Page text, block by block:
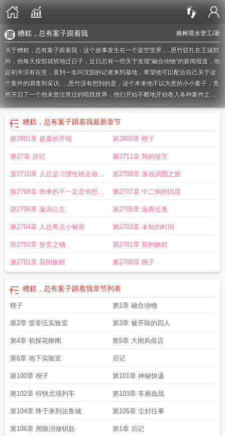
株树塔水管工/著
糟糕，总有案子跟着我
关于糟糕，总有案子跟着我：这个故事发生在一个架空世界......恩竹驻扎在王城郊
外，他每天按部就班地过日子，近日总有一些关于发现“融合动物”的新闻报道，他
起初并没有在意，直到一名叫沈韶的记者来到基地，希望他可以配合自己关于这
个案件的调查和采访......恩竹没有想到的是，这个本来他不以为意的小小案子，竟
然开启了一个他未曾注意过的暗线世界，他们开始不断地开始卷入各种案件之
中，并且这一切让他不得不正视自己虽然日常、但其实早就陷在算计环节之中的
糟糕的事情总会过去说说 糟糕总会过去
糕 糟糕的日子总有尽头
的日子总会有尽头糟糕的总会过去 糟糕的事总会过去
糟糕，总有案子跟着我最新章节
第2801章 盛夏的开端 第2800章 楔子
第27章 后记 第2711章 我的珍宝
第2710章 人总是习惯性地去做自
己擅长的事
第2709章 落地涡国之旅
第2708章 盼来的不一定是你想要
的
第2707章 中二病的国度
第2706章 漩涡公主 第2705章 远香近臭
第2704章 人总有点小秘密 第2703章 未知的时间
第2702章 珍贵之物 第2701章 新的旅程
第2701章 新的旅程 第2700章 楔子
糟糕，总有案子跟着我章节列表
楔子 第1章 融合动物
第2章 壹零伍实验室 第3章 被开除的四人
第4章 初探花柳阁 第5章 大闹风俗店
第6章 地下实验室 后记
第100章 楔子 第101章 神秘快递
第102章 特快北境列车 第103章 车厢血战
第104章 终于来到达鲁城 第105章 尘封往事
第106章 用眼泪做钥匙 第1章 后记